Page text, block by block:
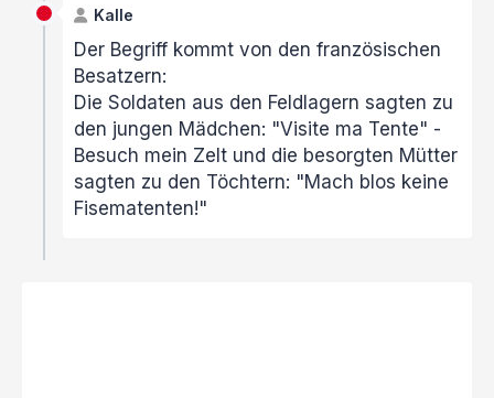
Kalle
Der Begriff kommt von den französischen
Besatzern:
Die Soldaten aus den Feldlagern sagten zu
den jungen Mädchen: "Visite ma Tente" -
Besuch mein Zelt und die besorgten Mütter
sagten zu den Töchtern: "Mach blos keine
Fisematenten!"